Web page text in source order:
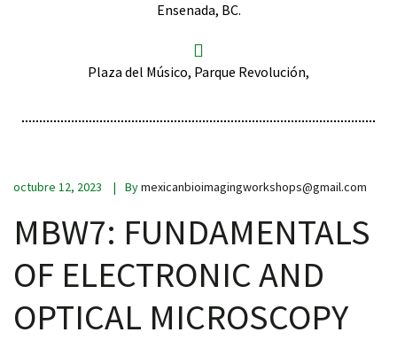
Ensenada, BC.
Plaza del Músico, Parque Revolución,
octubre 12, 2023 Bymexicanbioimagingworkshops@gmail.com
MBW7: FUNDAMENTALS
OF ELECTRONIC AND
OPTICAL MICROSCOPY